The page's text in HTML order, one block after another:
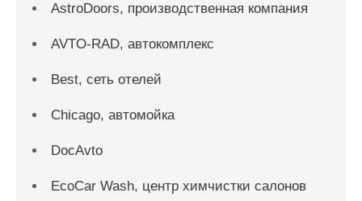
AstroDoors, производственная компания
AVTO-RAD, автокомплекс
Best, сеть отелей
Chicago, автомойка
DocAvto
EcoCar Wash, центр химчистки салонов